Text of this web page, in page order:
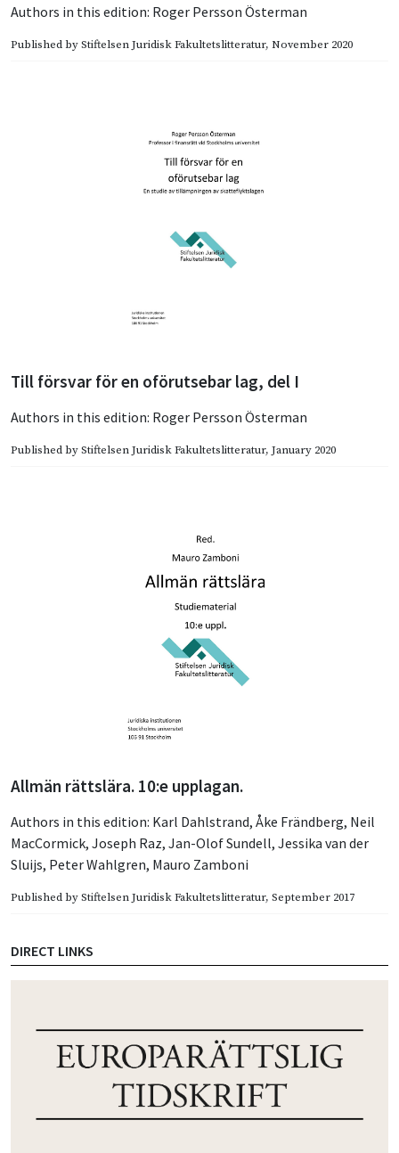
Authors in this edition: Roger Persson Österman
Published byStiftelsen Juridisk Fakultetslitteratur, November 2020
Till försvar för en oförutsebar lag, del I
Authors in this edition: Roger Persson Österman
Published byStiftelsen Juridisk Fakultetslitteratur, January 2020
Allmän rättslära. 10:e upplagan.
Authors in this edition: Karl Dahlstrand, Åke Frändberg, Neil
MacCormick, Joseph Raz, Jan-Olof Sundell, Jessika van der
Sluijs, Peter Wahlgren, Mauro Zamboni
Published byStiftelsen Juridisk Fakultetslitteratur, September 2017
DIRECT LINKS